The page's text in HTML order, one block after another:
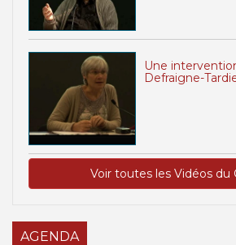
Une
Defraigne-
Voir toutes les Vidéos du
AGENDA